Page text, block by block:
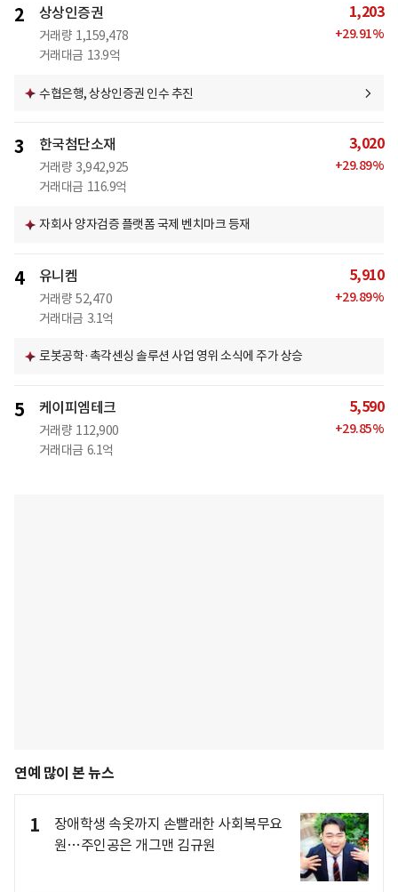
2 상상인증권
거래량 1,159,478
거래대금 13.9억
1,203
+29.91%
수협은행, 상상인증권 인수 추진
3 한국첨단소재
거래량 3,942,925
거래대금 116.9억
3,020
+29.89%
자회사 양자검증 플랫폼 국제 벤치마크 등재
4 유니켐
거래량 52,470
거래대금 3.1억
5,910
+29.89%
로봇공학·촉각센싱 솔루션 사업 영위 소식에 주가 상승
5 케이피엠테크
거래량 112,900
거래대금 6.1억
5,590
+29.85%
연예 많이 본 뉴스
1
장애학생 속옷까지 손빨래한 사회복무요
원…주인공은 개그맨 김규원